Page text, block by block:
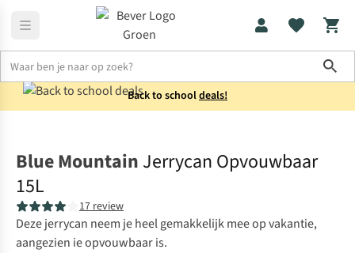
Back to schooldeals!
Blue Mountain Jerrycan Opvouwbaar
15L
17 review
Deze jerrycan neem je heel gemakkelijk mee op vakantie,
aangezien ie opvouwbaar is.